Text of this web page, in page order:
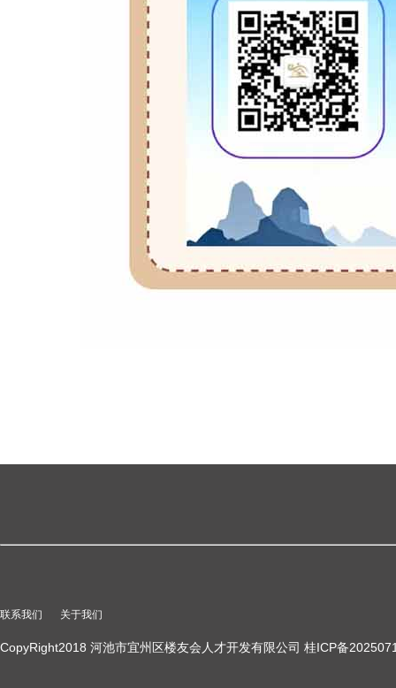
联系我们 关于我们
CopyRight2018 河池市宜州区楼友会人才开发有限公司 桂ICP备